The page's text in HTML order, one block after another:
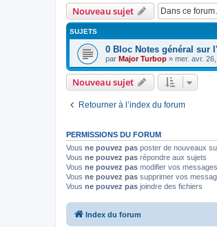
Nouveau sujet
SUJETS
0 Bloc Notes général sur
par Major Turbop » mer. avr.
Nouveau sujet
Retourner à l’index du forum
PERMISSIONS DU FORUM
Vous ne pouvez pas poster de nouveaux
Vous ne pouvez pas répondre aux sujets
Vous ne pouvez pas modifier vos messages
Vous ne pouvez pas supprimer vos
Vous ne pouvez pas joindre des fichiers
Index du forum